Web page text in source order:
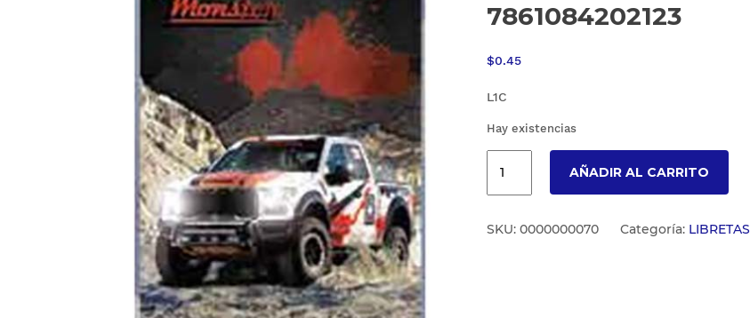
7861084202123
$0.45
L1C
Hay existencias
AÑADIR AL CARRITO
SKU: 0000000070 Categoría: LIBRETAS